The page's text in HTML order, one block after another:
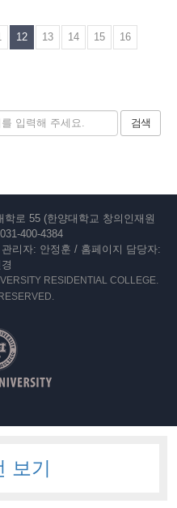
12 13 14 15
16
검색
로 55 (한양대학교 창의인재원
400-4384
리자: 안정훈 / 홈페이지 담당자:
RESIDENTIAL COLLEGE.
보기